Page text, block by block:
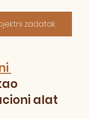
zadatak
alat